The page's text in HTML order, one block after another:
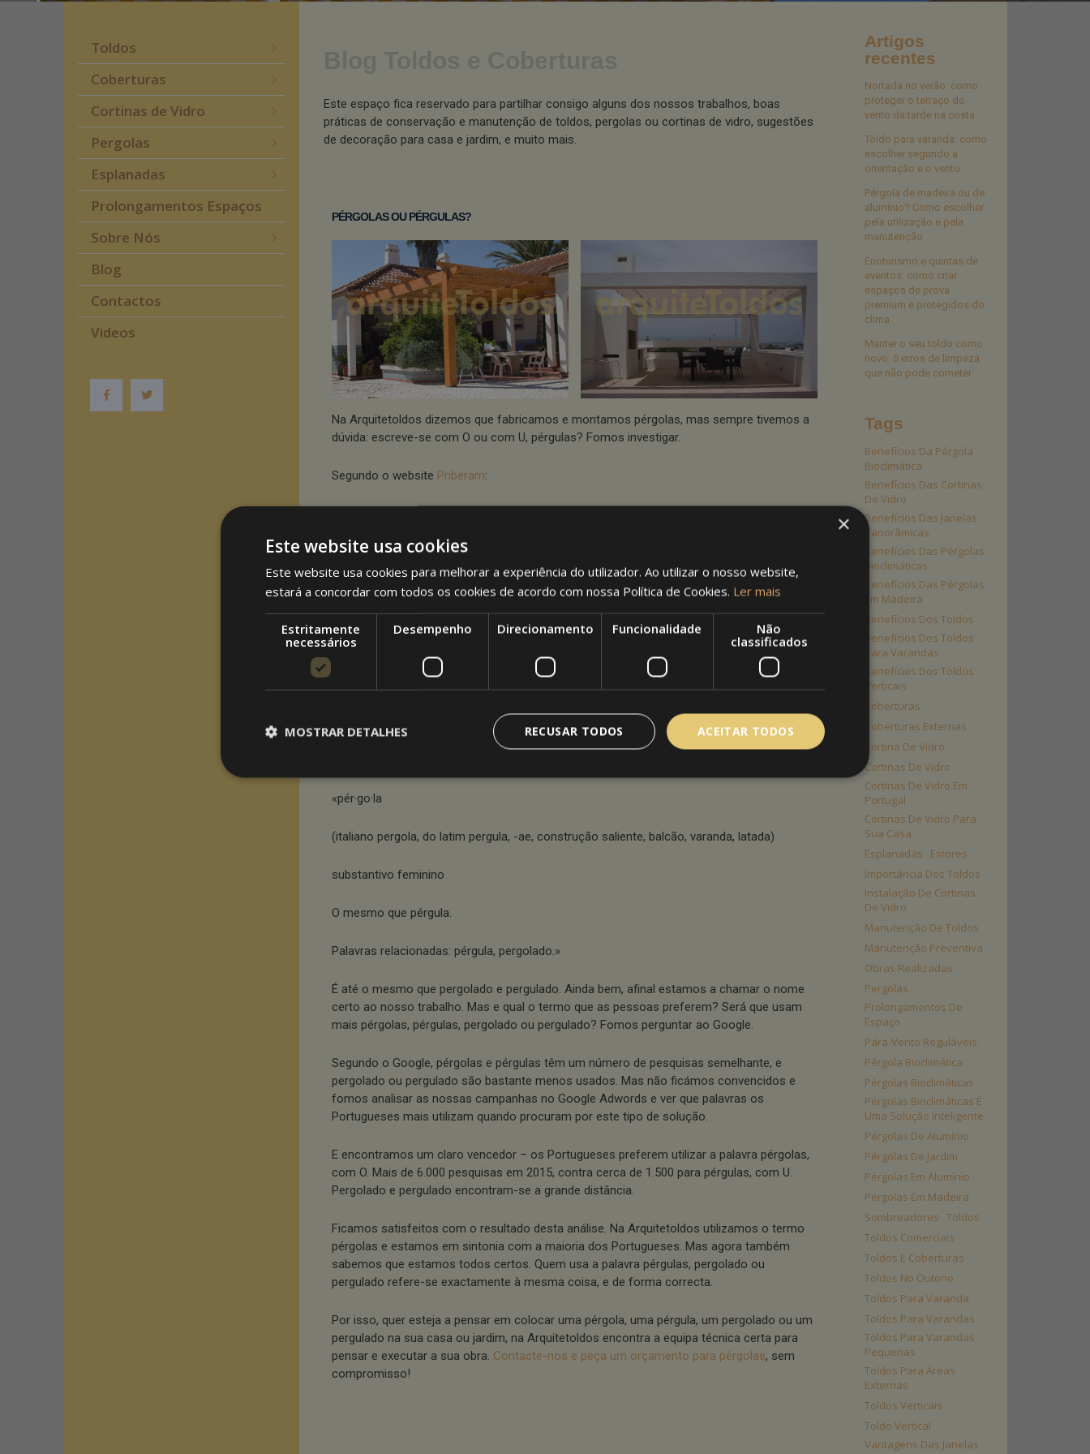
Toldos
Coberturas
Cortinas de Vidro
Pergolas
Esplanadas
Prolongamentos Espaços
Sobre Nós
Blog
Contactos
Videos
Este espaço fica reservado para partilhar consigo alguns dos nossos trabalhos, boas
práticas de conservação e manutenção de toldos, pergolas ou cortinas de vidro, sugestões
de decoração para casa e jardim, e muito mais.
PÉRGOLAS OU PÉRGULAS?
Na Arquitetoldos dizemos que fabricamos e montamos pérgolas, mas sempre tivemos a
dúvida: escreve-se com O ou com U, pérgulas? Fomos investigar.
Segundo o website Priberam:
(italiano pergola, do latim pergula, -ae, construção saliente, balcão, varanda, latada)
substantivo feminino
1. Espécie de ramada para arbustos e trepadeiras.
2. Galeria, balcão ou terraço afastado da parede, com pilares que suportam barrotes que
«pér·go·la
(italiano pergola, do latim pergula, -ae, construção saliente, balcão, varanda, latada)
substantivo feminino
O mesmo que pérgula.
Palavras relacionadas: pérgula, pergolado.»
É até o mesmo que pergolado e pergulado. Ainda bem, afinal estamos a chamar o nome
certo ao nosso trabalho. Mas e qual o termo que as pessoas preferem? Será que usam
mais pérgolas, pérgulas, pergolado ou pergulado? Fomos perguntar ao Google.
Segundo o Google, pérgolas e pérgulas têm um número de pesquisas semelhante, e
pergolado ou pergulado são bastante menos usados. Mas não ficámos convencidos e
fomos analisar as nossas campanhas no Google Adwords e ver que palavras os
Portugueses mais utilizam quando procuram por este tipo de solução.
E encontramos um claro vencedor – os Portugueses preferem utilizar a palavra pérgolas,
com O. Mais de 6.000 pesquisas em 2015, contra cerca de 1.500 para pérgulas, com U.
Pergolado e pergulado encontram-se a grande distância.
Ficamos satisfeitos com o resultado desta análise. Na Arquitetoldos utilizamos o termo
pérgolas e estamos em sintonia com a maioria dos Portugueses. Mas agora também
sabemos que estamos todos certos. Quem usa a palavra pérgulas, pergolado ou
pergulado refere-se exactamente à mesma coisa, e de forma correcta.
Por isso, quer esteja a pensar em colocar uma pérgola, uma pérgula, um pergolado ou um
pergulado na sua casa ou jardim, na Arquitetoldos encontra a equipa técnica certa para
pensar e executar a sua obra. Contacte-nos e peça um orçamento para pérgolas, sem
compromisso!
Artigos
recentes
Nortada no verão: como
proteger o terraço do
vento da tarde na costa
Toldo para varanda: como
escolher segundo a
orientação e o vento
Pérgola de madeira ou de
alumínio? Como escolher
pela utilização e pela
manutenção
Enoturismo e quintas de
eventos: como criar
espaços de prova
premium e protegidos do
clima
Manter o seu toldo como
novo: 5 erros de limpeza
que não pode cometer
Tags
Benefícios Da Pérgola
Bioclimática
Benefícios Das Cortinas
De Vidro
Benefícios Das Janelas
Panorâmicas
Benefícios Das Pérgolas
Bioclimáticas
Benefícios Das Pérgolas
Em Madeira
Benefícios Dos Toldos
Benefícios Dos Toldos
Para Varandas
Benefícios Dos Toldos
Verticais
Coberturas
Coberturas Externas
Cortina De Vidro
Cortinas De Vidro
Cortinas De Vidro Em
Portugal
Cortinas De Vidro Para
Sua Casa
Esplanadas
Estores
Importância Dos Toldos
Instalação De Cortinas
De Vidro
Manutenção De Toldos
Manutenção Preventiva
Obras Realizadas
Pergolas
Prolongamentos De
Espaço
Pára-Vento Reguláveis
Pérgola Bioclimática
Pérgolas Bioclimáticas
Pérgolas Bioclimáticas É
Uma Solução Inteligente
Pérgolas De Alumínio
Pérgolas De Jardim
Pérgolas Em Alumínio
Pérgolas Em Madeira
Sombreadores Toldos
Toldos Comerciais
Toldos E Coberturas
Toldos No Outono
Toldos Para Varanda
Toldos Para Varandas
Toldos Para Varandas
Pequenas
Toldos Para Áreas
Externas
Toldos Verticais
Toldo Vertical
Vantagens Das Janelas
×
Este website usa cookies
Este website usa cookies para melhorar a experiência do utilizador. Ao utilizar o nosso website,
estará a concordar com todos os cookies de acordo com nossa Política de Cookies. Ler mais
Estritamente
necessários
Desempenho Direcionamento Funcionalidade
Não
classificados
ACEITAR TODOS
RECUSAR TODOS
MOSTRAR DETALHES